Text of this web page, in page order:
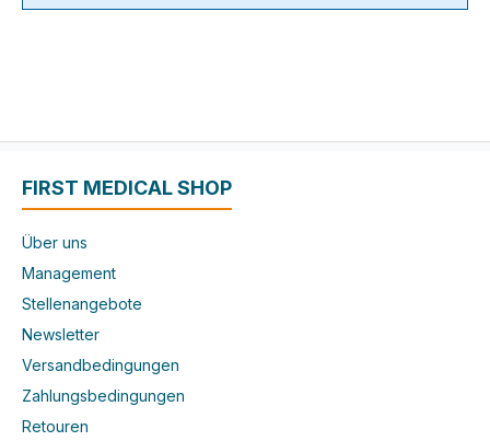
FIRST MEDICAL SHOP
Über uns
Management
Stellenangebote
Newsletter
Versandbedingungen
Zahlungsbedingungen
Retouren